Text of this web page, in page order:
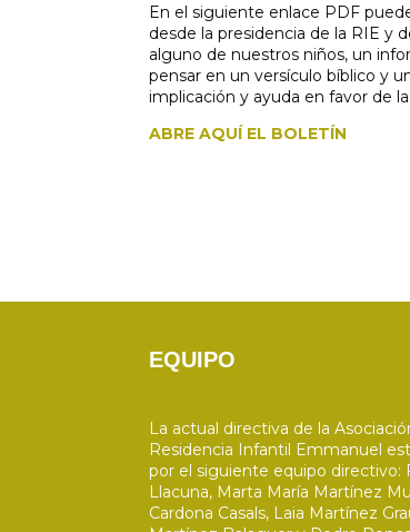
En el siguiente enlace PDF
desde la presidencia de la RIE y
alguno de nuestros niños, un
pensar en un versículo bíblico y
implicación y ayuda en favor de
ABRE AQUÍ EL BOLETÍN
EQUIPO
La actual directiva de la
Residencia Infantil Emmanuel
por el siguiente equipo directivo:
Llacuna, Marta María Martínez
Cardona Casals, Laia Martínez